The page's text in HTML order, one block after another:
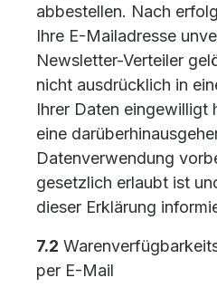
abbestellen. Nach
Ihre E-Mailadresse
Newsletter-Verteiler
nicht ausdrücklich in
Ihrer Daten eingewilligt
eine
Datenverwendung
gesetzlich erlaubt ist
dieser Erklärung
7.2
per E-Mail